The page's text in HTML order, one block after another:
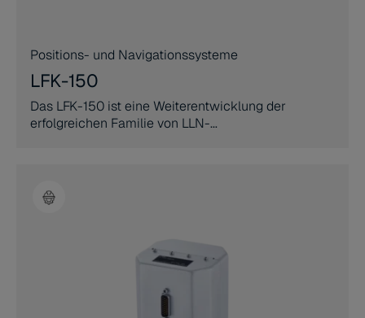
Positions- und Navigationssysteme
LFK-150
Das LFK-150 ist eine Weiterentwicklung der
erfolgreichen Familie von LLN-
Anwendungen erforderlich ist.